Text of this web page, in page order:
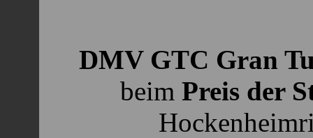
DMV GTC Gran
beim Preis der